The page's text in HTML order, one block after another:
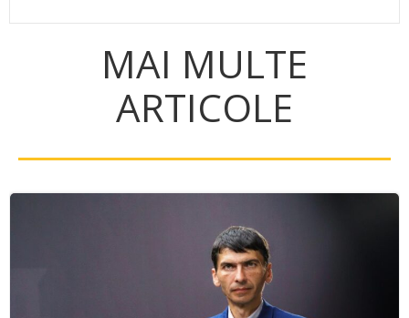
MAI MULTE
ARTICOLE